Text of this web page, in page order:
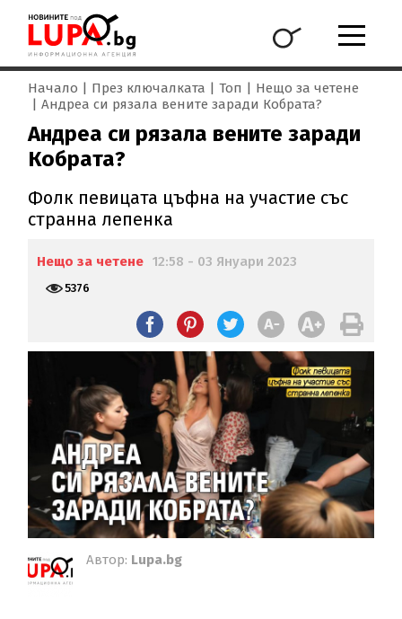
Начало През ключалката Топ
Нещо за четене
Андреа си рязала вените заради Кобрата?
Андреа си рязала вените заради
Кобрата?
Фолк певицата цъфна на участие със
странна лепенка
Нещо за четене 12:58 - 03 Януари 2023
5376
Автор: Lupa.bg